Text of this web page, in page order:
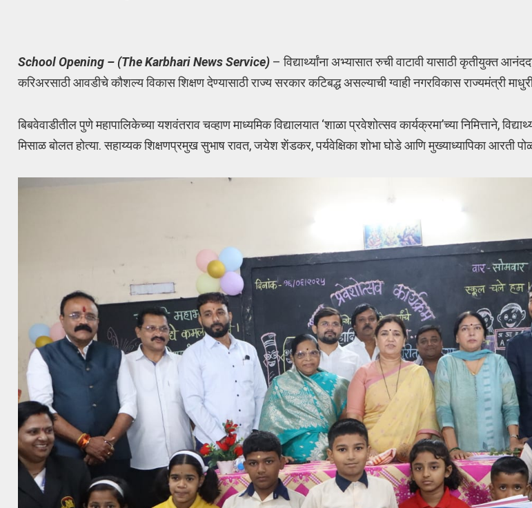
School Opening – (The Karbhari News Service) – विद्यार्थ्यांना अभ्यासात रुची वाटावी यासाठी कृतीयुक्त
करिअरसाठी आवडीचे कौशल्य विकास शिक्षण देण्यासाठी राज्य सरकार कटिबद्ध असल्याची ग्वाही नगरविकास राज्यमंत्री
बिबवेवाडीतील पुणे महापालिकेच्या यशवंतराव चव्हाण माध्यमिक विद्यालयात ‘शाळा प्रवेशोत्सव कार्यक्रमा’च्या निमित्ताने,
मिसाळ बोलत होत्या. सहाय्यक शिक्षणप्रमुख सुभाष रावत, जयेश शेंडकर, पर्यवेक्षिका शोभा घोडे आणि मुख्याध्यापिका आरती